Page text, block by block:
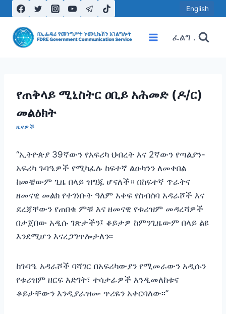
to
content
English
ፈልግ .
የጠቅላይ ሚኒስትር ዐቢይ አሕመድ (ዶ/ር)
መልዕክት
ዜናዎች
“ኢትዮጵያ 39ኛውን የአፍሪካ ህብረት እና 2ኛውን የጣልያን-
አፍሪካ ጉባዔዎች የሚካፈሉ ከፍተኛ ልዑካንን ለመቀበል
ከመቼውም ጊዜ በላይ ዝግጁ ሆናለች። በከፍተኛ ጥራትና
ዘመናዊ መልክ የተገነቡት ዓለም አቀፍ የስብሰባ አዳራሾች እና
ደረጃቸውን የጠበቁ ምቹ እና ዘመናዊ የቱሪዝም መዳረሻዎች
በታጀበው አዲሱ ገጽታችን፤ ቆይታዎ ከምንጊዜውም በላይ ልዩ
እንደሚሆን እናረጋግጥሎታለን፡፡
ከጉባዔ አዳራሾች ባሻገር በአፍሪካውያን የሚመራውን አዲሱን
የቱሪዝም ዘርፍ እድገት፣ ተሳታፊዎች እንዲመለከቱና
ቆይታቸውን እንዲያራዝሙ ጥሪዬን አቀርባለው፡፡”